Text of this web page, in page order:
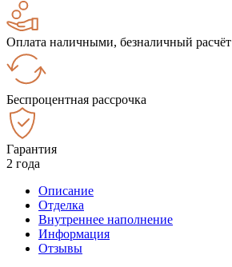
Оплата наличными, безналичный расчёт
Беспроцентная рассрочка
Гарантия
2 года
Описание
Отделка
Внутреннее наполнение
Информация
Отзывы